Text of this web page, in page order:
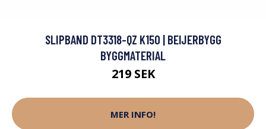
SLIPBAND DT3318-QZ K150 | BEIJERBYGG
BYGGMATERIAL
219 SEK
MER INFO!